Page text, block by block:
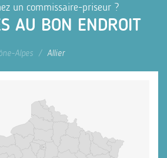
un commissaire-priseur ?
AU BON ENDROIT
Alpes Allier